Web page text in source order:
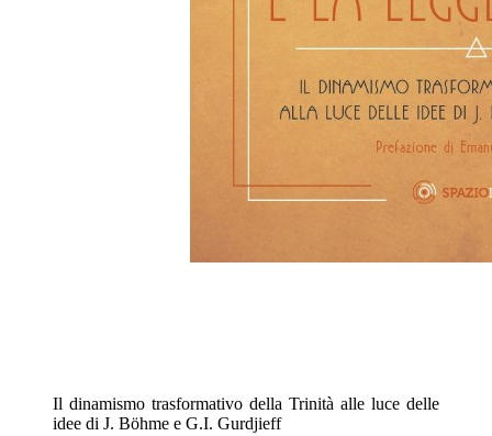
Il dinamismo trasformativo della Trinità alle luce delle
idee di J. Böhme e G.I. Gurdjieff